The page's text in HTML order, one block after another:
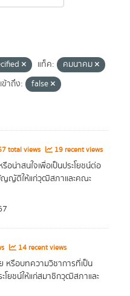
แท็ค:
คมนาคม
ข้าถึง:
false
total views 19 recent views
น่าสนใจเพื่อเป็นประโยชน์ต่อ
ญัติให้แก่วุฒิสภาและคณะ
14 recent views
หรือบทความวิชาการที่เป็น
โยชน์ให้แก่สมาชิกวุฒิสภาและ